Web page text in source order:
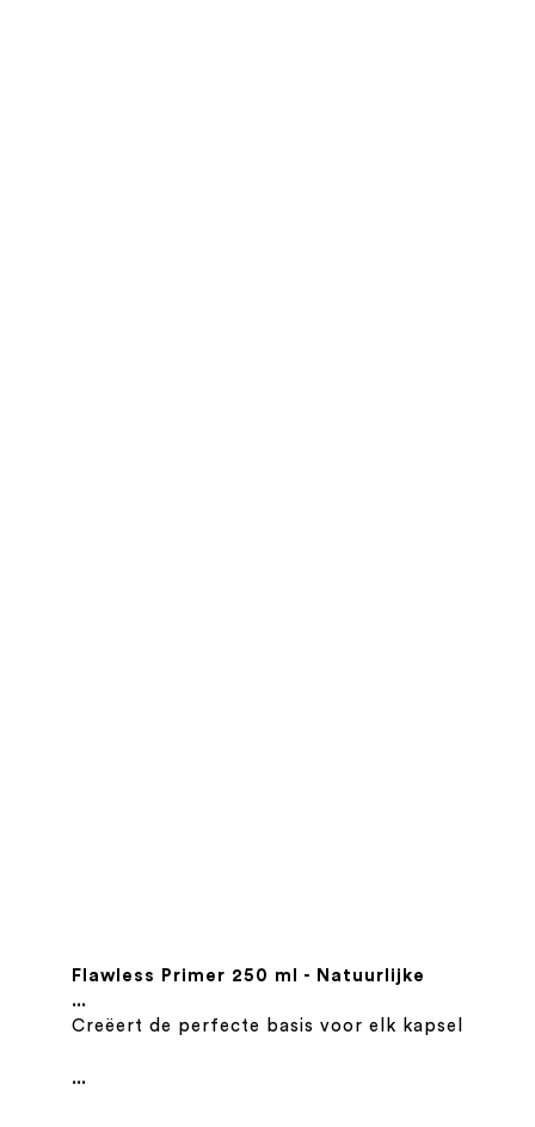
Flawless Primer 250 ml - Natuurlijke
haarprimer & prep spray
...
Creëert de perfecte basis voor elk kapsel
...